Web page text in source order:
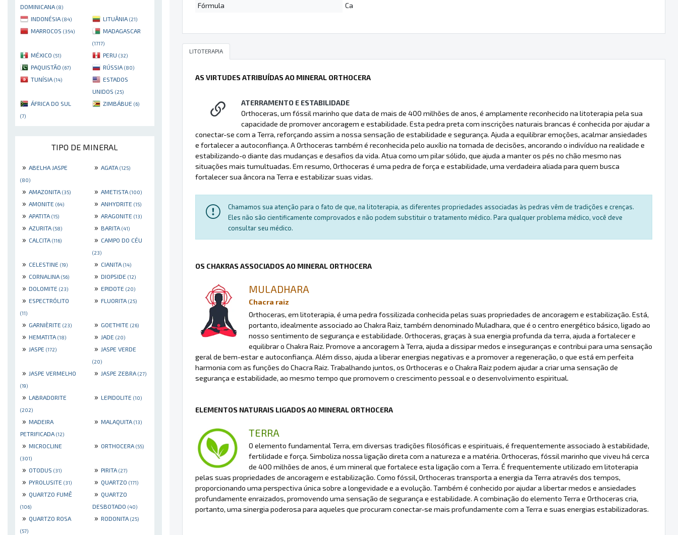
DOMINICANA (8)
INDONÉSIA (84) LITUÂNIA (21)
MARROCOS (354) MADAGASCAR
(1717)
MÉXICO (51) PERU (32)
PAQUISTÃO (67) RÚSSIA (80)
TUNÍSIA (14)
ESTADOS
UNIDOS (25)
ÁFRICA DO SUL
(7)
ZIMBÁBUE (6)
TIPO DE MINERAL
» ABELHA JASPE
(80)
» AGATA (125)
» AMAZONITA (35) » AMETISTA (100)
» AMONITE (64) » ANHYDRITE (15)
» APATITA (15) » ARAGONITE (13)
» AZURITA (58) » BARITA (41)
» CALCITA (116) » CAMPO DO CÉU
(23)
» CELESTINE (19) » CIANITA (14)
» CORNALINA (56) » DIOPSIDE (12)
» DOLOMITE (23) » EPIDOTE (20)
» ESPECTRÓLITO
(11)
» FLUORITA (25)
» GARNIÈRITE (23) » GOETHITE (26)
» HEMATITA (18) » JADE (20)
» JASPE (172) » JASPE VERDE
(20)
» JASPE VERMELHO
(19)
» JASPE ZEBRA (27)
» LABRADORITE
(202)
» LEPIDOLITE (10)
» MADEIRA
PETRIFICADA (12)
» MALAQUITA (13)
» MICROCLINE
(301)
» ORTHOCERA (55)
» OTODUS (31) » PIRITA (27)
» PYROLUSITE (31) » QUARTZO (171)
» QUARTZO FUMÊ
(106)
» QUARTZO
DESBOTADO (40)
» QUARTZO ROSA
(57)
» RODONITA (25)
Fórmula
Ca
LITOTERAPIA
AS VIRTUDES ATRIBUÍDAS AO MINERAL ORTHOCERA
ATERRAMENTO E ESTABILIDADE
Orthoceras, um fóssil marinho que data de mais de 400 milhões de anos, é amplamente reconhecido na litoterapia pela sua
capacidade de promover ancoragem e estabilidade. Esta pedra preta com inscrições naturais brancas é conhecida por ajudar a
conectar-se com a Terra, reforçando assim a nossa sensação de estabilidade e segurança. Ajuda a equilibrar emoções, acalmar ansiedades
e fortalecer a autoconfiança. A Orthoceras também é reconhecida pelo auxílio na tomada de decisões, ancorando o indivíduo na realidade e
estabilizando-o diante das mudanças e desafios da vida. Atua como um pilar sólido, que ajuda a manter os pés no chão mesmo nas
situações mais tumultuadas. Em resumo, Orthoceras é uma pedra de força e estabilidade, uma verdadeira aliada para quem busca
fortalecer sua âncora na Terra e estabilizar suas vidas.
Chamamos sua atenção para o fato de que, na litoterapia, as diferentes propriedades associadas às pedras vêm de tradições e crenças.
Eles não são cientificamente comprovados e não podem substituir o tratamento médico. Para qualquer problema médico, você deve
consultar seu médico.
OS CHAKRAS ASSOCIADOS AO MINERAL ORTHOCERA
MULADHARA
Chacra raiz
Orthoceras, em litoterapia, é uma pedra fossilizada conhecida pelas suas propriedades de ancoragem e estabilização. Está,
portanto, idealmente associado ao Chakra Raiz, também denominado Muladhara, que é o centro energético básico, ligado ao
nosso sentimento de segurança e estabilidade. Orthoceras, graças à sua energia profunda da terra, ajuda a fortalecer e
equilibrar o Chakra Raiz. Promove a ancoragem à Terra, ajuda a dissipar medos e inseguranças e contribui para uma sensação
geral de bem-estar e autoconfiança. Além disso, ajuda a liberar energias negativas e a promover a regeneração, o que está em perfeita
harmonia com as funções do Chacra Raiz. Trabalhando juntos, os Orthoceras e o Chakra Raiz podem ajudar a criar uma sensação de
segurança e estabilidade, ao mesmo tempo que promovem o crescimento pessoal e o desenvolvimento espiritual.
ELEMENTOS NATURAIS LIGADOS AO MINERAL ORTHOCERA
TERRA
O elemento fundamental Terra, em diversas tradições filosóficas e espirituais, é frequentemente associado à estabilidade,
fertilidade e força. Simboliza nossa ligação direta com a natureza e a matéria. Orthoceras, fóssil marinho que viveu há cerca
de 400 milhões de anos, é um mineral que fortalece esta ligação com a Terra. É frequentemente utilizado em litoterapia
pelas suas propriedades de ancoragem e estabilização. Como fóssil, Orthoceras transporta a energia da Terra através dos tempos,
proporcionando uma perspectiva única sobre a longevidade e a evolução. Também é conhecido por ajudar a libertar medos e ansiedades
profundamente enraizados, promovendo uma sensação de segurança e estabilidade. A combinação do elemento Terra e Orthoceras cria,
portanto, uma sinergia poderosa para aqueles que procuram conectar-se mais profundamente com a Terra e suas energias estabilizadoras.